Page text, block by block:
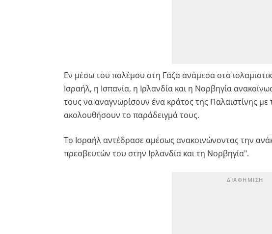
Εν μέσω του πολέμου στη Γάζα ανάμεσα στο
Ισραήλ, η Ισπανία, η Ιρλανδία και η Νορβηγία
τους να αναγνωρίσουν ένα κράτος της Παλαιστίνης με
ακολουθήσουν το παράδειγμά τους.
Το Ισραήλ αντέδρασε αμέσως ανακοινώνοντας την
πρεσβευτών του στην Ιρλανδία και τη Νορβηγία".